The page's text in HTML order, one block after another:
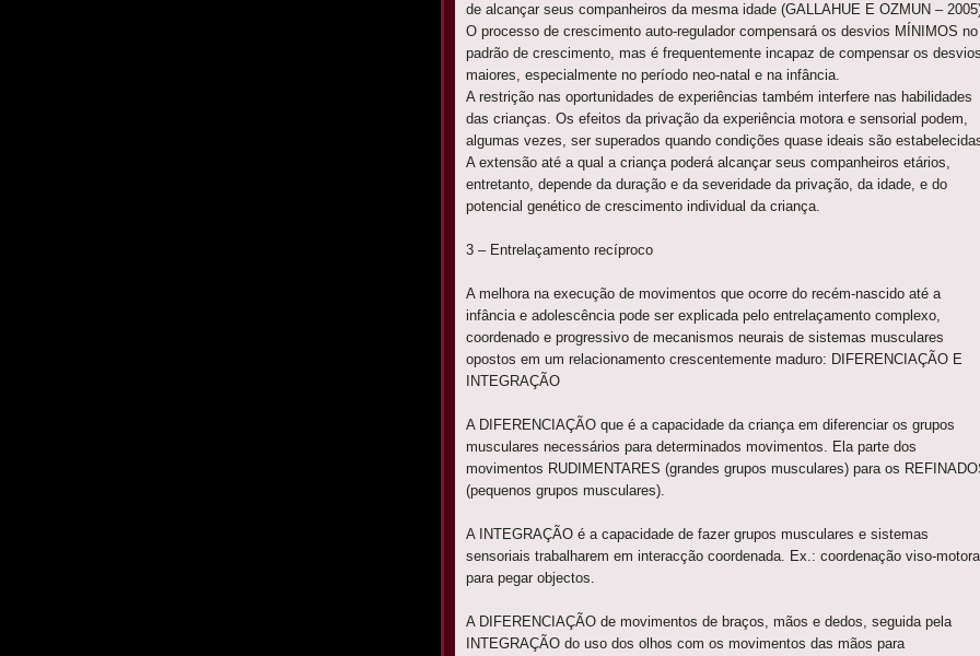
de alcançar seus companheiros da mesma idade (GALLAHUE E OZMUN –
O processo de crescimento auto-regulador compensará os desvios MÍNIMOS no
padrão de crescimento, mas é frequentemente incapaz de compensar os
maiores, especialmente no período neo-natal e na infância.
A restrição nas oportunidades de experiências também interfere nas habilidades
das crianças. Os efeitos da privação da experiência motora e sensorial podem,
algumas vezes, ser superados quando condições quase ideais são
A extensão até a qual a criança poderá alcançar seus companheiros etários,
entretanto, depende da duração e da severidade da privação, da idade, e do
potencial genético de crescimento individual da criança.
3 – Entrelaçamento recíproco
A melhora na execução de movimentos que ocorre do recém-nascido até a
infância e adolescência pode ser explicada pelo entrelaçamento complexo,
coordenado e progressivo de mecanismos neurais de sistemas musculares
opostos em um relacionamento crescentemente maduro: DIFERENCIAÇÃO E
INTEGRAÇÃO
A DIFERENCIAÇÃO que é a capacidade da criança em diferenciar os grupos
musculares necessários para determinados movimentos. Ela parte dos
movimentos RUDIMENTARES (grandes grupos musculares) para os
(pequenos grupos musculares).
A INTEGRAÇÃO é a capacidade de fazer grupos musculares e sistemas
sensoriais trabalharem em interacção coordenada. Ex.: coordenação viso-motora
para pegar objectos.
A DIFERENCIAÇÃO de movimentos de braços, mãos e dedos, seguida pela
INTEGRAÇÃO do uso dos olhos com os movimentos das mãos para